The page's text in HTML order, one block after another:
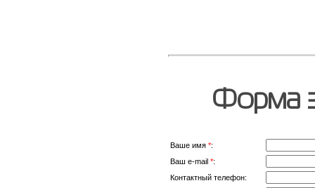
Форма
Ваше имя *:
Ваш e-mail *:
Контактный телефон: